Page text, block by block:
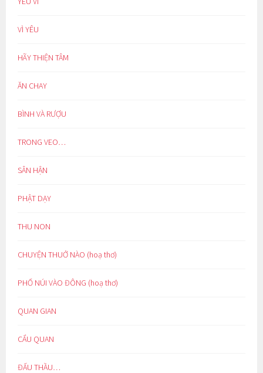
VÌ YÊU
HÃY THIỆN TÂM
ĂN CHAY
BÌNH VÀ RƯỢU
TRONG VEO…
SÂN HẬN
PHẬT DẠY
THU NON
CHUYỆN THUỞ NÀO (hoạ thơ)
PHỐ NÚI VÀO ĐÔNG (hoạ thơ)
QUAN GIAN
CẨU QUAN
ĐẤU THẦU…